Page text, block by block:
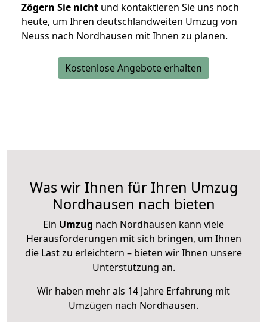
Zögern Sie nicht und kontaktieren Sie uns noch
heute, um Ihren deutschlandweiten Umzug von
Neuss nach Nordhausen mit Ihnen zu planen.
Kostenlose Angebote erhalten
Was wir Ihnen für Ihren Umzug
Nordhausen nach bieten
Ein Umzug nach Nordhausen kann viele
Herausforderungen mit sich bringen, um Ihnen
die Last zu erleichtern – bieten wir Ihnen unsere
Unterstützung an.
Wir haben mehr als 14 Jahre Erfahrung mit
Umzügen nach Nordhausen.